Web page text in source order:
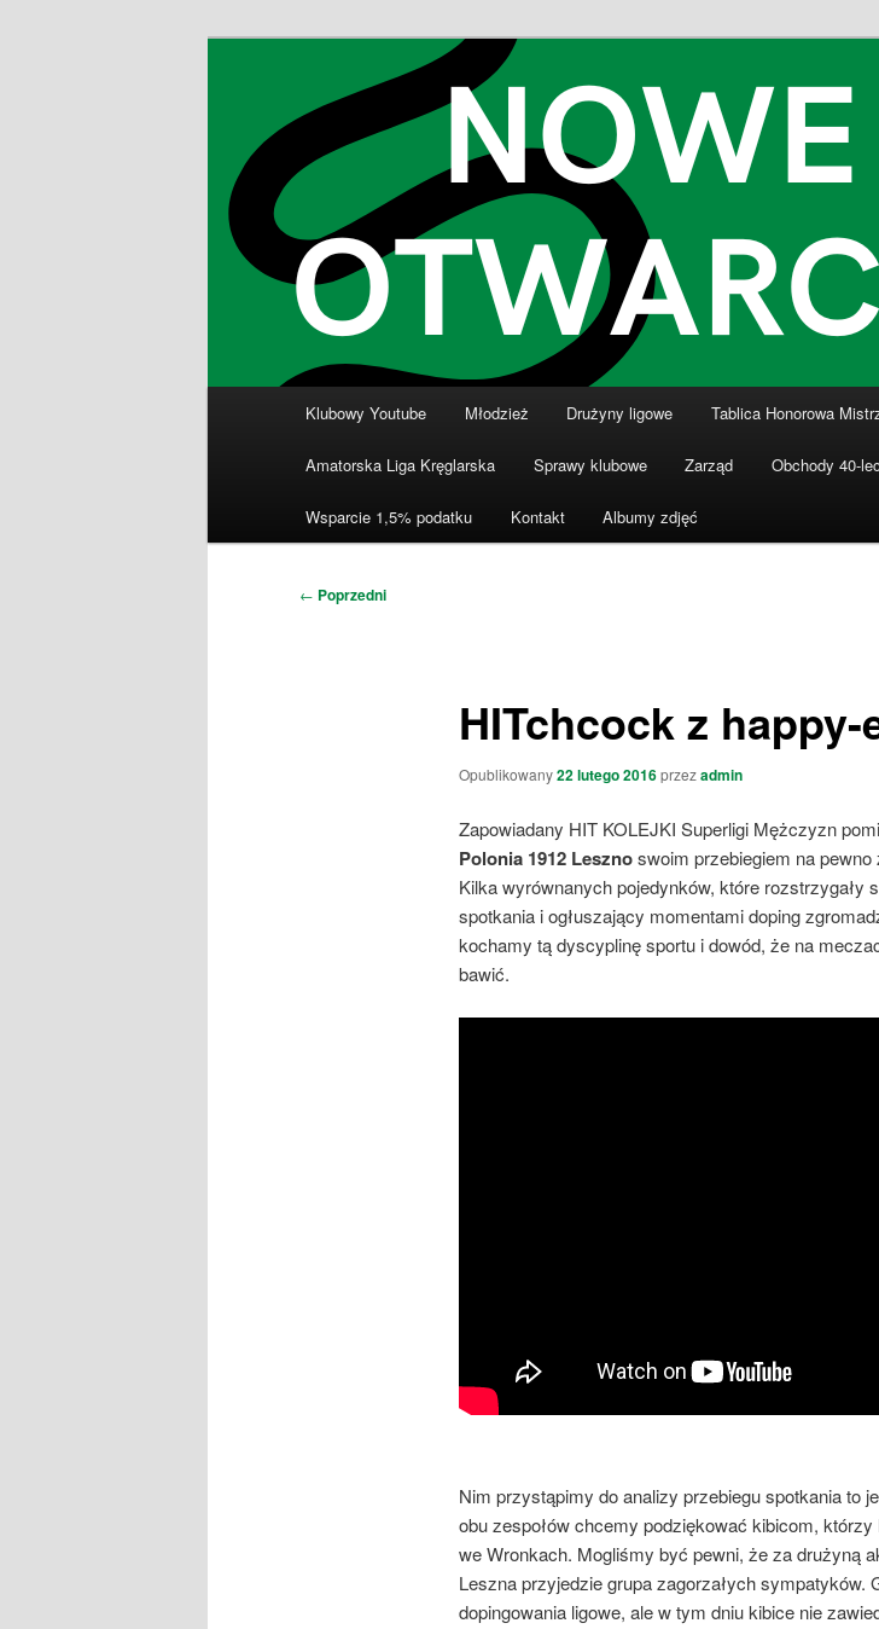
Klub Kręglarski Dziewiątka Wronki
Klub Kręglarski Dziewiątka Wronki
Klubowy Youtube Młodzież Drużyny ligowe Tablica Honorowa
Amatorska Liga Kręglarska Sprawy klubowe Zarząd Obchody 40-
Wsparcie 1,5% podatku Kontakt Albumy zdjęć
Nawigacja
← Poprzedni
HITchcock z
Opublikowany22 lutego 2016przezadmin
Zapowiadany HIT KOLEJKI Superligi Mężczyzn
Polonia 1912 Lesznoswoim przebiegiem na pewno
Kilka wyrównanych pojedynków, które rozstrzygały
spotkania i ogłuszający momentami doping
kochamy tą dyscyplinę sportu i dowód, że na
bawić.
Nim przystąpimy do analizy przebiegu spotkania to
obu zespołów chcemy podziękować kibicom,
we Wronkach. Mogliśmy być pewni, że za drużyną
Leszna przyjedzie grupa zagorzałych sympatyków.
dopingowania ligowe, ale w tym dniu kibice nie